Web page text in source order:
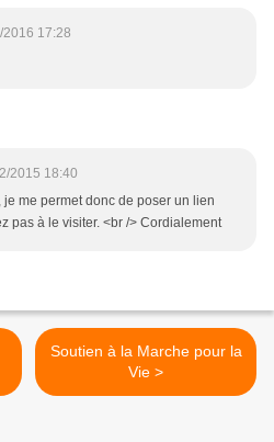
2016 17:28
2015 18:40
me permet donc de poser un lien
pas à le visiter. <br /> Cordialement
Soutien à la Marche pour la
Vie >